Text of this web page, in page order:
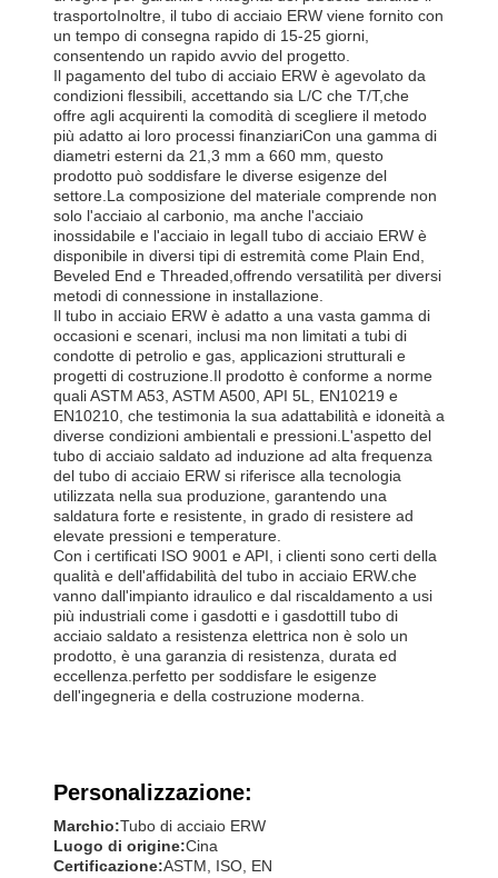
trasportoInoltre, il tubo di acciaio ERW viene fornito con
un tempo di consegna rapido di 15-25 giorni,
consentendo un rapido avvio del progetto.
Il pagamento del tubo di acciaio ERW è agevolato da
condizioni flessibili, accettando sia L/C che T/T,che
offre agli acquirenti la comodità di scegliere il metodo
più adatto ai loro processi finanziariCon una gamma di
diametri esterni da 21,3 mm a 660 mm, questo
prodotto può soddisfare le diverse esigenze del
settore.La composizione del materiale comprende non
solo l'acciaio al carbonio, ma anche l'acciaio
inossidabile e l'acciaio in legaIl tubo di acciaio ERW è
disponibile in diversi tipi di estremità come Plain End,
Beveled End e Threaded,offrendo versatilità per diversi
metodi di connessione in installazione.
Il tubo in acciaio ERW è adatto a una vasta gamma di
occasioni e scenari, inclusi ma non limitati a tubi di
condotte di petrolio e gas, applicazioni strutturali e
progetti di costruzione.Il prodotto è conforme a norme
quali ASTM A53, ASTM A500, API 5L, EN10219 e
EN10210, che testimonia la sua adattabilità e idoneità a
diverse condizioni ambientali e pressioni.L'aspetto del
tubo di acciaio saldato ad induzione ad alta frequenza
del tubo di acciaio ERW si riferisce alla tecnologia
utilizzata nella sua produzione, garantendo una
saldatura forte e resistente, in grado di resistere ad
elevate pressioni e temperature.
Con i certificati ISO 9001 e API, i clienti sono certi della
qualità e dell'affidabilità del tubo in acciaio ERW.che
vanno dall'impianto idraulico e dal riscaldamento a usi
più industriali come i gasdotti e i gasdottiIl tubo di
acciaio saldato a resistenza elettrica non è solo un
prodotto, è una garanzia di resistenza, durata ed
eccellenza.perfetto per soddisfare le esigenze
dell'ingegneria e della costruzione moderna.
Personalizzazione:
Marchio:Tubo di acciaio ERW
Luogo di origine:Cina
Certificazione:ASTM, ISO, EN